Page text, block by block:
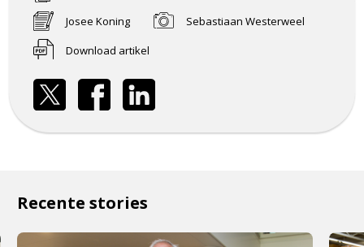
Josee Koning
Sebastiaan Westerweel
Download artikel
Recente stories